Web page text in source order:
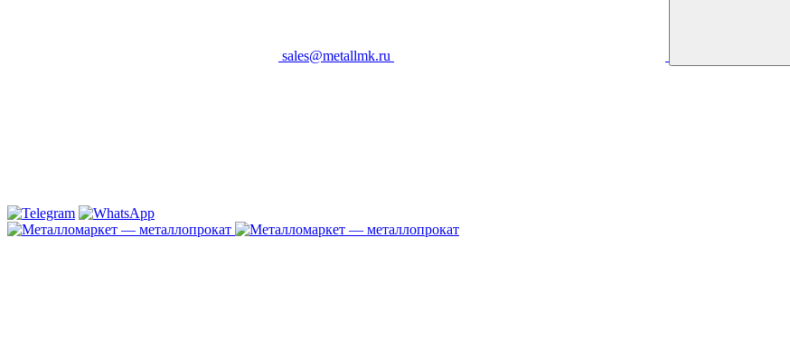
sales@metallmk.ru